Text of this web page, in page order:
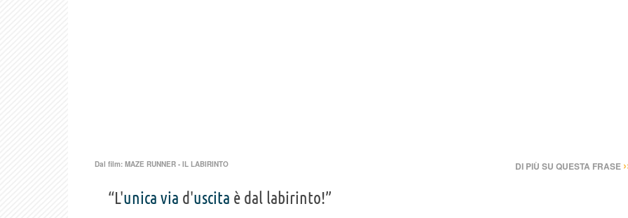
Dal film: MAZE RUNNER - IL LABIRINTO DI PIÙ SU QUESTA FRASE
“L'unica via d'uscita è dal labirinto!”